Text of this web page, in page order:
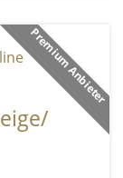
Premium Anbieter